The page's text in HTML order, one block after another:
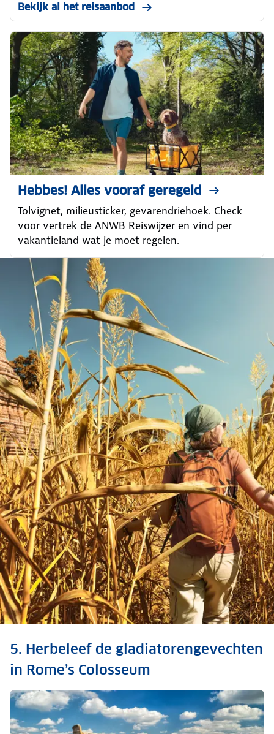
Bekijk al het reisaanbod
Hebbes! Alles vooraf geregeld
Tolvignet, milieusticker, gevarendriehoek. Check
voor vertrek de ANWB Reiswijzer en vind per
vakantieland wat je moet regelen.
je allemaal op letten
over praktische voorbereiding van een verre
5. Herbeleef de gladiatorengevechten
in Rome’s Colosseum